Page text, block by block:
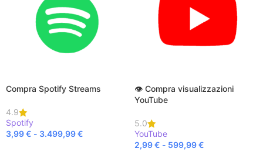
Compra Spotify Streams
4.9
Spotify
3,99€ - 3.499,99€
👁️ Compra visualizzazioni
YouTube
5.0
YouTube
2,99€ - 599,99€